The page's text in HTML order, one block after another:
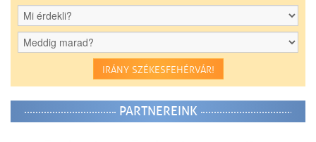
IRÁNY SZÉKESFEHÉRVÁR!
PARTNEREINK